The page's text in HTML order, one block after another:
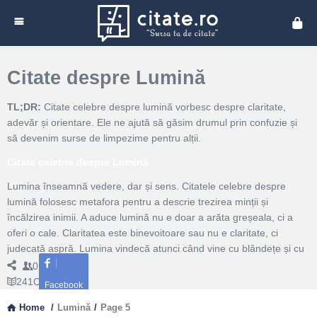
Citate despre Lumină
TL;DR: Citate celebre despre lumină vorbesc despre claritate,
adevăr și orientare. Ele ne ajută să găsim drumul prin confuzie și
să devenim surse de limpezime pentru alții.
Lumina înseamnă vedere, dar și sens. Citatele celebre despre
lumină folosesc metafora pentru a descrie trezirea minții și
încălzirea inimii. A aduce lumină nu e doar a arăta greșeala, ci a
oferi o cale. Claritatea este binevoitoare sau nu e claritate, ci
judecată aspră. Lumina vindecă atunci când vine cu blândețe și cu
speranță.Există și un ritm al luminii: răsar idei după perioade de
întuneric creativ. Când totul pare ceață, răbdarea devine lampă de
bunătate, o explicație simplă, o fereastră deschisă spre dialog.
Facebook
0 Followers
241Citate
Home / Lumină / Page 5